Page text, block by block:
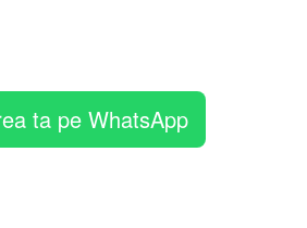
ta pe WhatsApp